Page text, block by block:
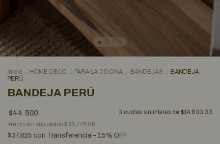
Inicio . HOME DECO . PARA LA COCINA . BANDEJAS .
BANDEJA
PERÚ
BANDEJA PERÚ
$44.500 3 cuotas sin interés de $14.833,33
Precio sin impuestos $36.776,86
$37.825 con Transferencia – 15% OFF